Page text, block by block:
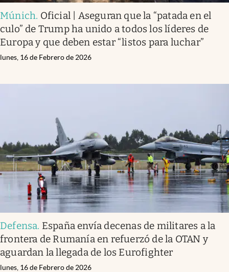
Múnich. Oficial | Aseguran que la “patada en el
culo” de Trump ha unido a todos los líderes de
Europa y que deben estar “listos para luchar”
lunes, 16 de Febrero de 2026
Defensa. España envía decenas de militares a la
frontera de Rumanía en refuerzó de la OTAN y
aguardan la llegada de los Eurofighter
lunes, 16 de Febrero de 2026